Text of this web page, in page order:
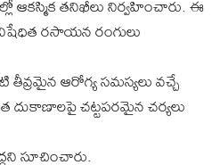
తనిఖీలు నిర్వహించారు. ఈ
రసాయన రంగులు
ఆరోగ్య సమస్యలు వచ్చే
చట్టపరమైన చర్యలు
సూచించారు.